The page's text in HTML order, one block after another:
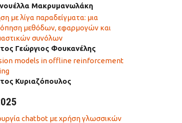
Μακρυμανωλάκη
με λίγα παραδείγματα: μια
μεθόδων, εφαρμογών και
συνόλων
Γεώργιος Φουκανέλης
models in offline reinforcement
Κυριαζόπουλος
chatbot με χρήση γλωσσικών